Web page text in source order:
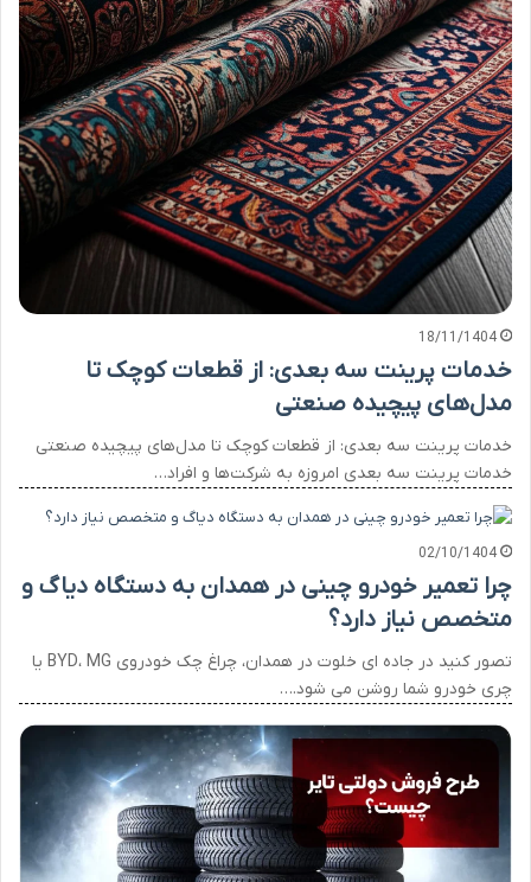
18/11/1404
خدمات پرینت سه بعدی: از قطعات کوچک تا
مدل‌های پیچیده صنعتی
خدمات پرینت سه بعدی: از قطعات کوچک تا مدل‌های پیچیده صنعتی
خدمات پرینت سه بعدی امروزه به شرکت‌ها و افراد…
02/10/1404
چرا تعمیر خودرو چینی در همدان به دستگاه دیاگ و
متخصص نیاز دارد؟
تصور کنید در جاده ای خلوت در همدان، چراغ چک خودروی BYD، MG یا
چری خودرو شما روشن می شود.…